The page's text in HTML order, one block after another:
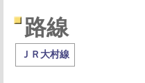
路線
ＪＲ大村線